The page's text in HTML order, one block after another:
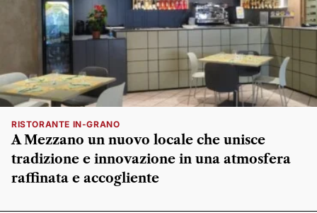
RISTORANTE IN-GRANO
A Mezzano un nuovo locale che unisce
tradizione e innovazione in una atmosfera
raffinata e accogliente